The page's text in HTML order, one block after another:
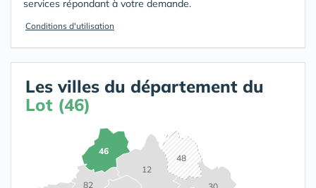
services répondant à votre demande.
Conditions d'utilisation
Les villes du département du
Lot (46)
12
46
48
82